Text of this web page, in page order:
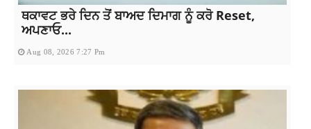
ਥਕਾਵਟ ਭਰੇ ਦਿਨ ਤੋਂ ਬਾਅਦ ਦਿਮਾਗ ਨੂੰ ਕਰੋ Reset,
ਅਪਣਾਓ...
Aug 08, 2026 7:27 Pm